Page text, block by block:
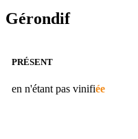
Gérondif
PRÉSENT
en n'étant pas vinifiée